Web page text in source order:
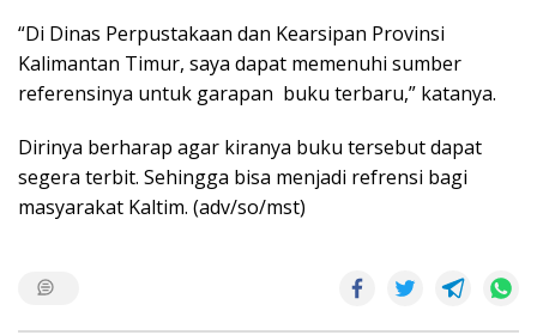
“Di Dinas Perpustakaan dan Kearsipan Provinsi
Kalimantan Timur, saya dapat memenuhi sumber
referensinya untuk garapan buku terbaru,” katanya.
Dirinya berharap agar kiranya buku tersebut dapat
segera terbit. Sehingga bisa menjadi refrensi bagi
masyarakat Kaltim. (adv/so/mst)